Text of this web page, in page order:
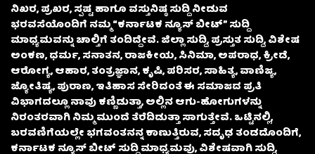
ನಿಖರ, ಪ್ರಖರ, ಸ್ಪಷ್ಟ ಹಾಗೂ ವಸ್ತುನಿಷ್ಠ ಸುದ್ದಿ ನೀಡುವ
ಭರವಸೆಯೊಂದಿಗೆ ನಮ್ಮ “ಕರ್ನಾಟಕ ನ್ಯೂಸ್ ಬೀಟ್” ಸುದ್ದಿ
ಮಾಧ್ಯಮವನ್ನು ಚಾಲ್ತಿಗೆ ತಂದಿದ್ದೇವೆ. ಜಿಲ್ಲಾ ಸುದ್ದಿ, ಪ್ರಸ್ತುತ ಸುದ್ದಿ, ವಿಶೇಷ
ಅಂಕಣ, ಧರ್ಮ, ಸನಾತನ, ರಾಜಕೀಯ, ಸಿನಿಮಾ, ಅಪರಾಧ, ಕ್ರೀಡೆ,
ಆರೋಗ್ಯ, ಆಹಾರ, ತಂತ್ರಜ್ಞಾನ, ಕೃಷಿ, ಪರಿಸರ, ಸಾಹಿತ್ಯ, ವಾಣಿಜ್ಯ,
ಜ್ಯೋತಿಷ್ಯ, ಪುರಾಣ, ಇತಿಹಾಸ ಸೇರಿದಂತೆ ಈ ಸಮಾಜದ ಪ್ರತಿ
ವಿಭಾಗದಲ್ಲೂ ನಾವು ಕಣ್ಣಿಡುತ್ತಾ, ಅಲ್ಲಿನ ಆಗು-ಹೋಗುಗಳನ್ನು
ನಿರಂತರವಾಗಿ ನಿಮ್ಮ ಮುಂದೆ ತೆರೆದಿಡುತ್ತಾ ಸಾಗುತ್ತೇವೆ. ಒಟ್ಟಿನಲ್ಲಿ,
ಬರವಣಿಗೆಯಲ್ಲೇ ಭಗವಂತನನ್ನ ಕಾಣುತ್ತಿರುವ, ಸದೃಢ ತಂಡದೊಂದಿಗೆ,
ಕರ್ನಾಟಕ ನ್ಯೂಸ್ ಬೀಟ್ ಸುದ್ದಿ ಮಾಧ್ಯಮವು, ವಿಶೇಷವಾಗಿ ಸುದ್ದಿ,